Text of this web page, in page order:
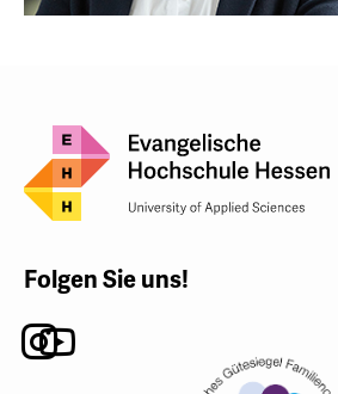
Folgen Sie uns!
Instagram
Youtube